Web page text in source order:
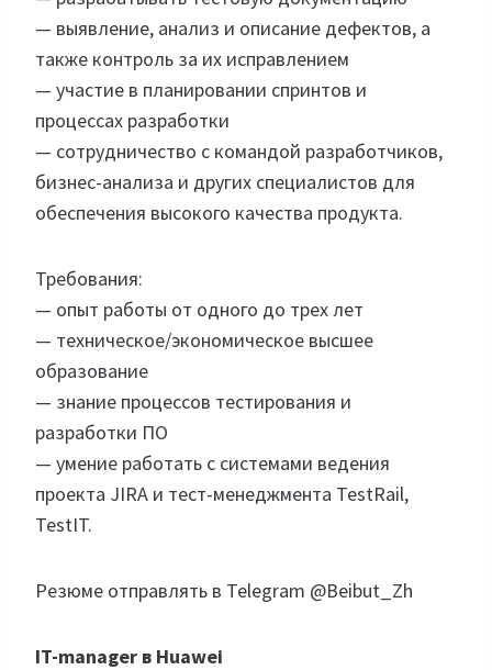
— выявление, анализ и описание дефектов, а
также контроль за их исправлением
— участие в планировании спринтов и
процессах разработки
— сотрудничество с командой разработчиков,
бизнес-анализа и других специалистов для
обеспечения высокого качества продукта.
Требования:
— опыт работы от одного до трех лет
— техническое/экономическое высшее
образование
— знание процессов тестирования и
разработки ПО
— умение работать с системами ведения
проекта JIRA и тест-менеджмента TestRail,
TestIT.
Резюме отправлять в Telegram @Beibut_Zh
IT-manager в Huawei